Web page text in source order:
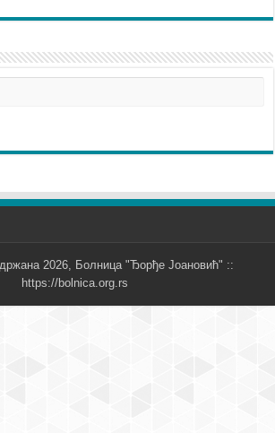
2026, Болница "Ђорђе Јоановић" ::
https://bolnica.org.rs